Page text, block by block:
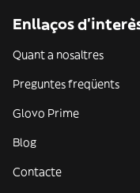
Enllaços
Quant a nosaltres
Preguntes freqüents
Glovo Prime
Blog
Contacte